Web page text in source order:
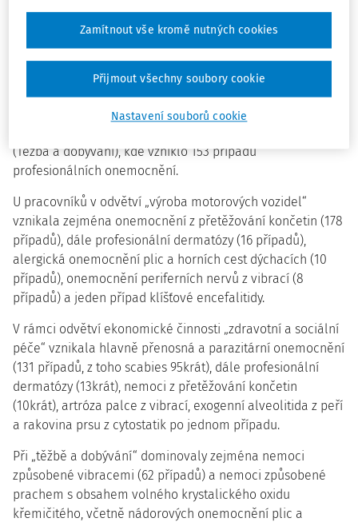
profesionálních onemocnění u osob pracujících v
odvětvích ekonomické činnosti sekce C (Zpracovatelský
sekce vzniklo nejvíce profesionálních onemocnění v
oddílu C29 (Výroba motorových vozidel) - celkem 213
případů. Na druhém místě se umístila sekce Q (Zdravotní a
(Těžba a dobývání), kde vzniklo 153 případů
profesionálních onemocnění.
U pracovníků v odvětví „výroba motorových vozidel“
vznikala zejména onemocnění z přetěžování končetin (178
případů), dále profesionální dermatózy (16 případů),
alergická onemocnění plic a horních cest dýchacích (10
případů), onemocnění periferních nervů z vibrací (8
případů) a jeden případ klíšťové encefalitidy.
V rámci odvětví ekonomické činnosti „zdravotní a sociální
péče“ vznikala hlavně přenosná a parazitární onemocnění
(131 případů, z toho scabies 95krát), dále profesionální
dermatózy (13krát), nemoci z přetěžování končetin
(10krát), artróza palce z vibrací, exogenní alveolitida z peří
a rakovina prsu z cytostatik po jednom případu.
Při „těžbě a dobývání“ dominovaly zejména nemoci
způsobené vibracemi (62 případů) a nemoci způsobené
prachem s obsahem volného krystalického oxidu
křemičitého, včetně nádorových onemocnění plic a
Nastavení souborů cookie
Zamítnout vše kromě nutných cookies
Přijmout všechny soubory cookie